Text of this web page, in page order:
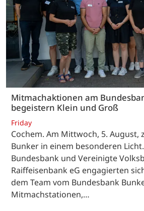
Mitmachaktionen am
begeistern Klein und Groß
Friday
Cochem. Am Mittwoch, 5. August,
Bunker in einem besonderen
Bundesbank und Vereinigte
Raiffeisenbank eG engagierten
dem Team vom Bundesbank
Mitmachstationen,…